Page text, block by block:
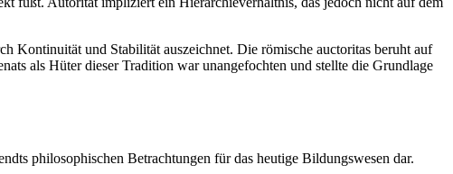
Kontinuität und Stabilität auszeichnet. Die römische auctoritas beruht auf
als Hüter dieser Tradition war unangefochten und stellte die Grundlage
philosophischen Betrachtungen für das heutige Bildungswesen dar.